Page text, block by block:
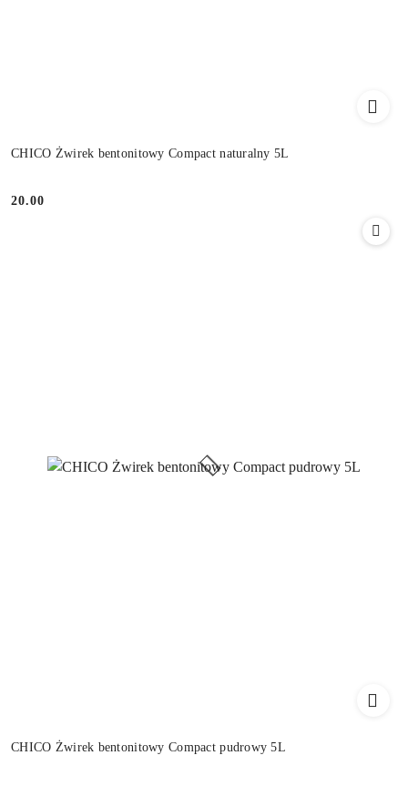
CHICO Żwirek bentonitowy Compact naturalny 5L
Cena:
20.00
CHICO Żwirek bentonitowy Compact pudrowy 5L